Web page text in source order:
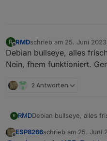
R
Offline
RMDschrieb am 25. Juni
zuletzt editiert von RMD
Debian bullseye, alles
Nein, fhem funktioniert.
2 Antworten
R RMDDebian bullseye, alles
Offline
ESP8266schrieb am 25. Juni
zuletzt editiert von